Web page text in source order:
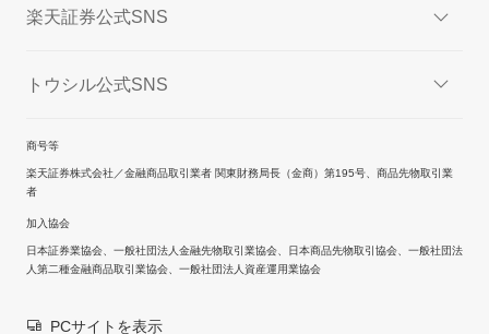
楽天証券公式SNS
トウシル公式SNS
商号等
楽天証券株式会社／金融商品取引業者 関東財務局長（金商）第195号、商品先物取引業
者
加入協会
日本証券業協会、一般社団法人金融先物取引業協会、日本商品先物取引協会、一般社団法
人第二種金融商品取引業協会、一般社団法人資産運用業協会
PCサイトを表示